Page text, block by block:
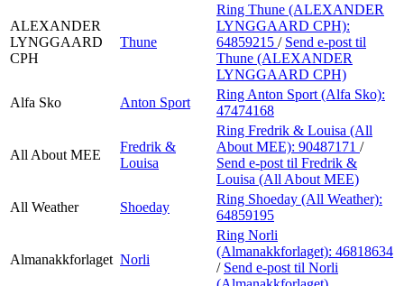
ALEXANDER
LYNGGAARD
CPH
Thune
Ring Thune (ALEXANDER
LYNGGAARD CPH):
64859215 / Send e-post til
Thune (ALEXANDER
LYNGGAARD CPH)
Alfa Sko
Anton Sport
Ring Anton Sport (Alfa Sko):
47474168
All About MEE
Fredrik &
Louisa
Ring Fredrik & Louisa (All
About MEE): 90487171 /
Send e-post til Fredrik &
Louisa (All About MEE)
All Weather
Shoeday
Ring Shoeday (All Weather):
64859195
Almanakkforlaget Norli
Ring Norli
(Almanakkforlaget): 46818634
/ Send e-post til Norli